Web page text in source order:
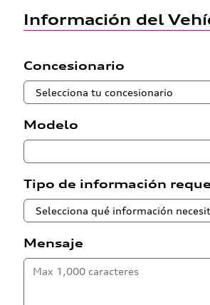
Información del
Concesionario
Modelo
Tipo de información
Mensaje